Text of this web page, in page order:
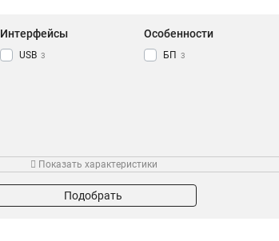
Интерфейсы
USB 3
Особенности
БП 3
Показать характеристики
Подобрать